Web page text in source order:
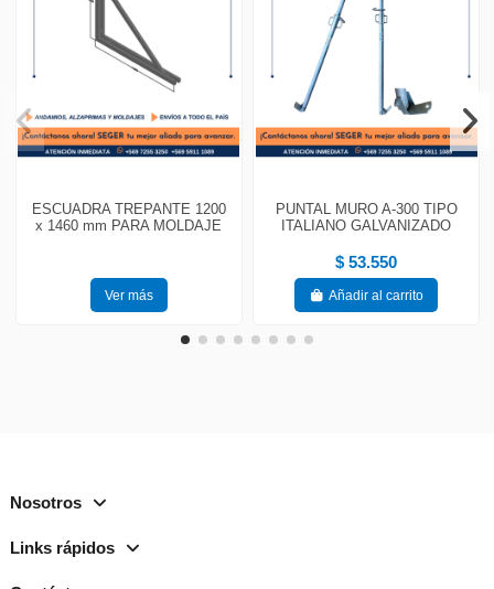
ESCUADRA TREPANTE 1200
x 1460 mm PARA MOLDAJE
Ver más
PUNTAL MURO A-300 TIPO
ITALIANO GALVANIZADO
$ 53.550
Añadir al carrito
Links rápidos
Nosotros